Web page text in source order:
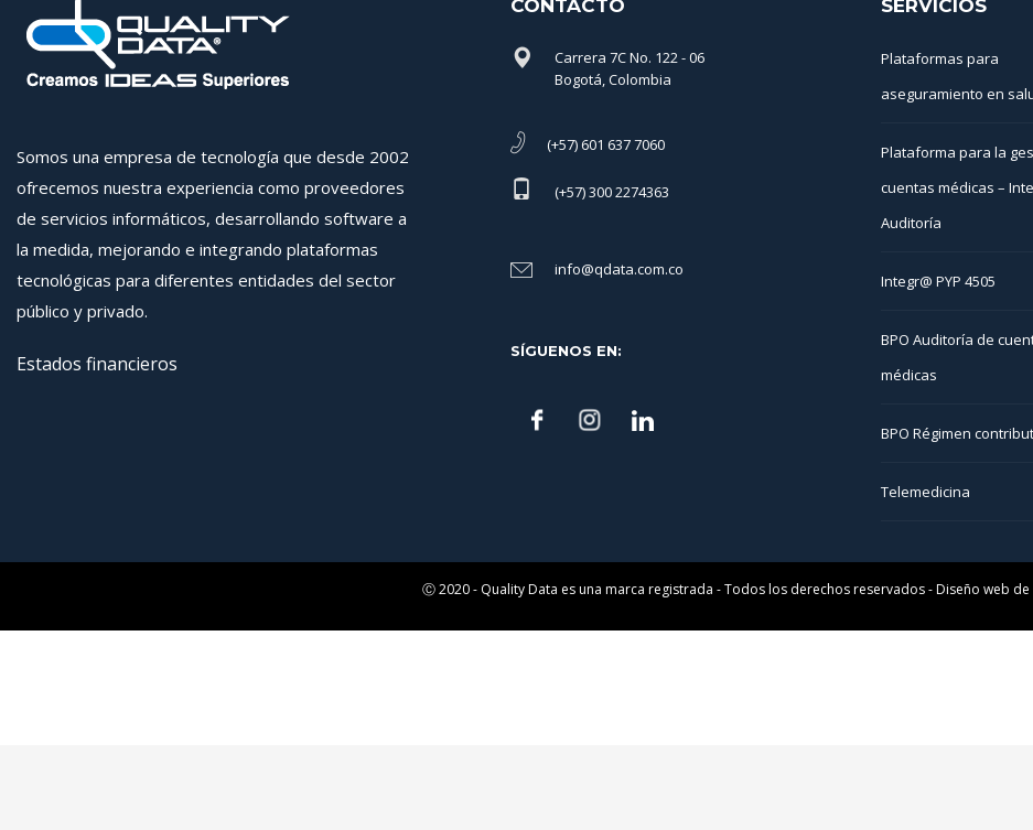
Somos una empresa de tecnología que desde 2002
ofrecemos nuestra experiencia como proveedores
de servicios informáticos, desarrollando software a
la medida, mejorando e integrando plataformas
tecnológicas para diferentes entidades del sector
público y privado.
Estados financieros
CONTACTO
Carrera 7C No. 122 - 06
Bogotá, Colombia
(+57) 601 637 7060
(+57) 300 2274363
info@qdata.com.co
SÍGUENOS EN:
SERVICIOS
Plataformas para
aseguramiento en
Plataforma para la
cuentas médicas –
Auditoría
Integr@ PYP 4505
BPO Auditoría de
médicas
BPO Régimen
Telemedicina
Ⓒ 2020 - Quality Data es una marca registrada - Todos los derechos reservados - Diseño web de